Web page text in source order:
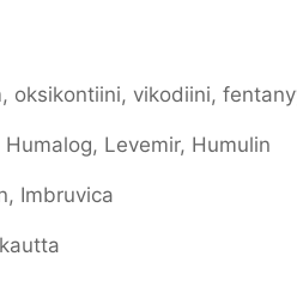
oksikontiini, vikodiini,
Levemir, Humulin
Imbruvica